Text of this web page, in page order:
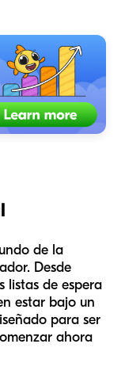
de la
Desde
listas de espera
estar bajo un
para ser
ahora